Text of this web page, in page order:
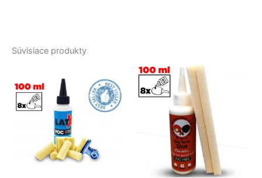
Súvisiace produkty